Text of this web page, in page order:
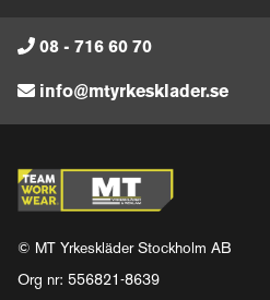
08 - 716 60 70
info@mtyrkesklader.se
© MT Yrkeskläder Stockholm AB
Org nr: 556821-8639